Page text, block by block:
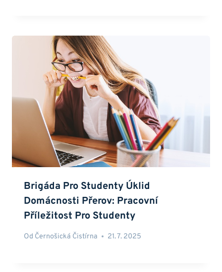
Brigáda Pro Studenty Úklid
Domácnosti Přerov: Pracovní
Příležitost Pro Studenty
Od Černošická Čistírna 21. 7. 2025